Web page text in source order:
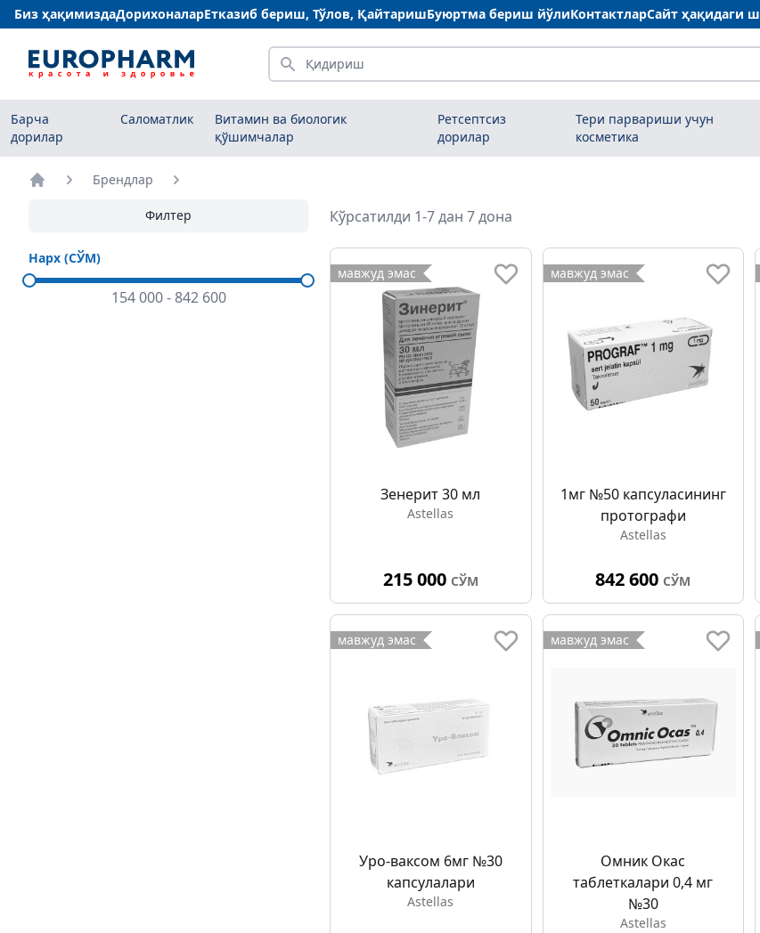
Биз ҳақимиздаДорихоналарЕтказиб бериш, Тўлов, ҚайтаришБуюртма бериш йўлиКонтактларСайт ҳақидаги
Қидириш
Барча
дорилар
Саломатлик
Витамин ва биологик
қўшимчалар
Ретсептсиз
дорилар
Тери парвариши учун
косметика
Брендлар
Филтер
Нарх (СЎМ)
154 000-842 600
Кўрсатилди 1-7 дан 7 дона
мавжуд эмас
Зенерит 30 мл
Astellas
215 000 СЎМ
мавжуд эмас
1мг №50 капсуласининг
протографи
Astellas
842 600 СЎМ
мавжуд эмас
Уро-ваксом 6мг №30
капсулалари
Astellas
мавжуд эмас
Омник Окас
таблеткалари 0,4 мг
№30
Astellas